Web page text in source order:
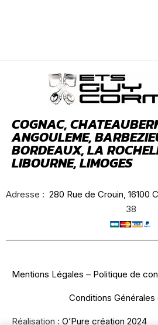
COGNAC,
ANGOULEME,
BORDEAUX, LA
LIBOURNE, LIMOGES
Adresse : 280 Rue de Crouin, 16100
38
Mentions Légales – Politique de
Conditions Générales
Réalisation : O’Pure création 2024